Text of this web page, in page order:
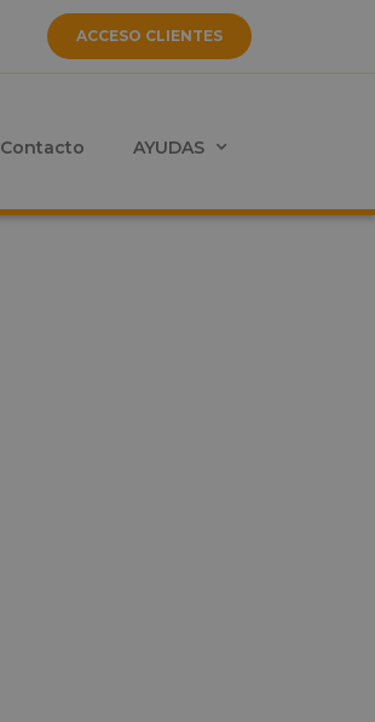
ACCESO CLIENTES
Contacto AYUDAS